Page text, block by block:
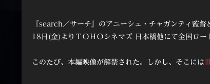
『search／サーチ』のアニーシュ・チャガンティ監
18日(金)よりＴＯＨＯシネマズ 日本橋他にて全国ロー
このたび、本編映像が解禁された。しかし、そこには